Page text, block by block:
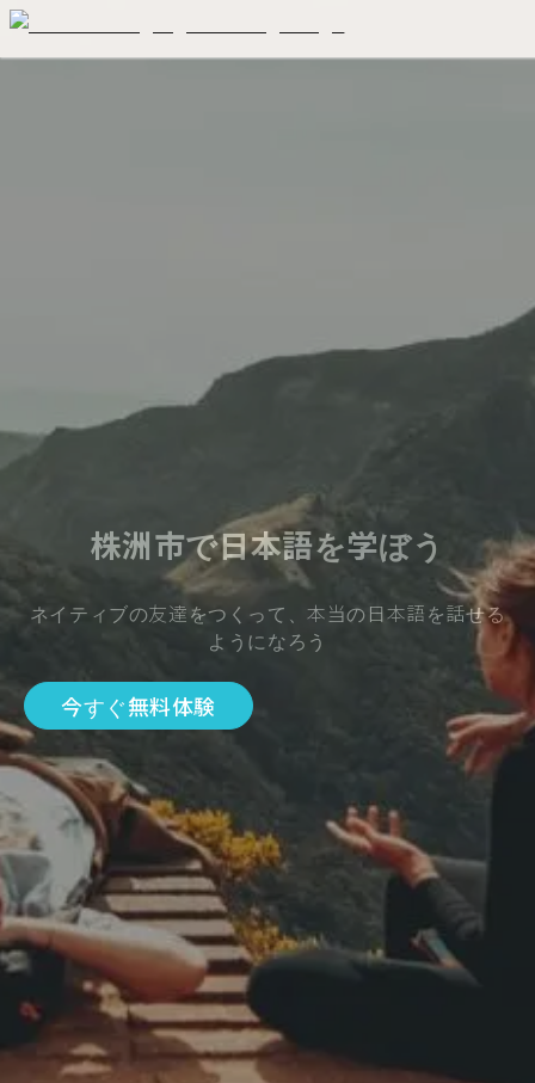
株洲市で日本語を学ぼう
ネイティブの友達をつくって、本当の日本語を話せる
ようになろう
今すぐ無料体験